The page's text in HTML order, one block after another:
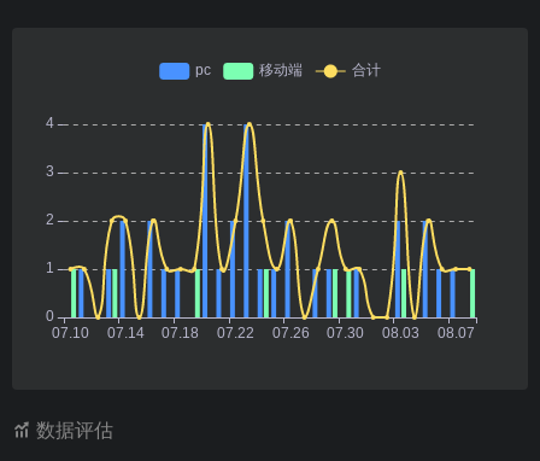
数据评估